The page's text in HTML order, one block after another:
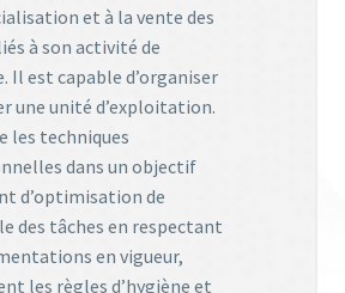
et à la vente des
à son activité de
Il est capable d’organiser
une unité d’exploitation.
les techniques
dans un objectif
d’optimisation de
des tâches en respectant
en vigueur,
les règles d’hygiène et